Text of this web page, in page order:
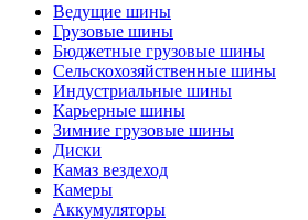
Ведущие шины
Грузовые шины
Бюджетные грузовые шины
Сельскохозяйственные шины
Индустриальные шины
Карьерные шины
Зимние грузовые шины
Диски
Камаз вездеход
Камеры
Аккумуляторы